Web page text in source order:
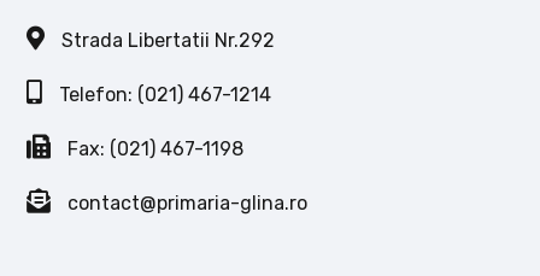
Strada Libertatii Nr.292
Telefon: (021) 467-1214
Fax: (021) 467-1198
contact@primaria-glina.ro